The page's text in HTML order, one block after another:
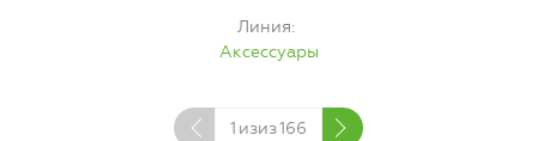
Линия
Аксессуары
1 изиз166